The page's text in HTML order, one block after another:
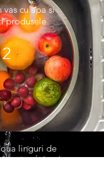
cu apa si
produsele
2
linguri de
lasati produsele